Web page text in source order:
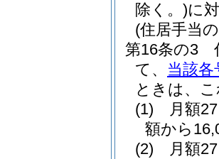
除く。)に
(住居手当
第16条の3
て、 当該各
ときは、
(1)
月額
額から
(2)
月額